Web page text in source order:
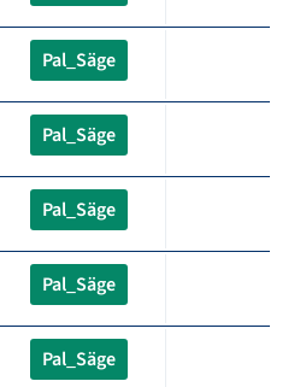
Pal_Säge
Pal_Säge
Pal_Säge
Pal_Säge
Pal_Säge